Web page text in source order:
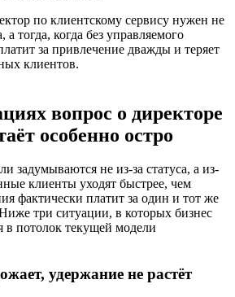
по клиентскому сервису нужен не
а тогда, когда без управляемого
за привлечение дважды и теряет
клиентов.
вопрос о директоре
особенно остро
задумываются не из-за статуса, а из-
клиенты уходят быстрее, чем
фактически платит за один и тот же
три ситуации, в которых бизнес
в потолок текущей модели
удержание не растёт